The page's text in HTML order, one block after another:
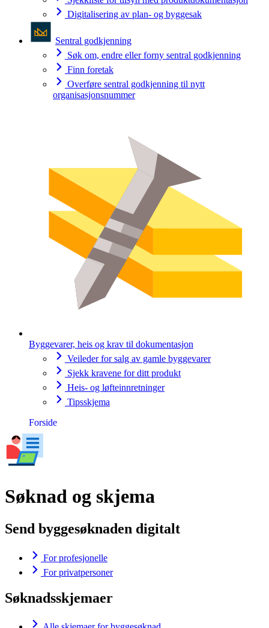
Digitalisering av plan- og byggesak
Sentral godkjenning
Søk om, endre eller forny sentral godkjenning
Finn foretak
Overføre sentral godkjenning til nytt
organisasjonsnummer
Byggevarer, heis og krav til dokumentasjon
Veileder for salg av gamle byggevarer
Sjekk kravene for ditt produkt
Heis- og løfteinnretninger
Tipsskjema
Forside
Søknad og skjema
Send byggesøknaden digitalt
For profesjonelle
For privatpersoner
Søknadsskjemaer